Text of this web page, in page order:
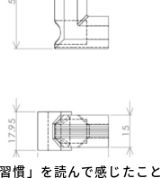
習慣」を読んで感じたこと